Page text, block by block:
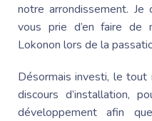
notre arrondissement.
vous prie d’en faire de
Lokonon lors de la
Désormais investi, le tout
discours d’installation,
développement afin